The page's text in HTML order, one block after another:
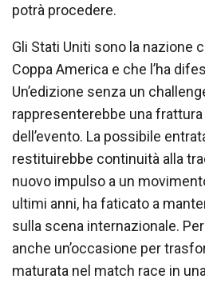
potrà procedere.
Gli Stati Uniti sono la nazione
Coppa America e che l’ha
Un’edizione senza un
rappresenterebbe una
dell’evento. La possibile
restituirebbe continuità alla
nuovo impulso a un
ultimi anni, ha faticato a
sulla scena internazionale.
anche un’occasione per
maturata nel match race in